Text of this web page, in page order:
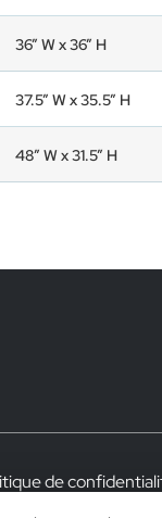
36” W x 36” H
37.5” W x 35.5” H
48” W x 31.5” H
de